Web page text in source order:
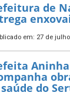
de
em: 27 de
do